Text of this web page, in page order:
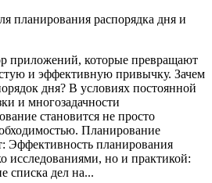
планирования распорядка дня и
приложений, которые превращают
и эффективную привычку. Зачем
дня? В условиях постоянной
и многозадачности
становится не просто
Планирование
Эффективность планирования
исследованиями, но и практикой:
списка дел на...